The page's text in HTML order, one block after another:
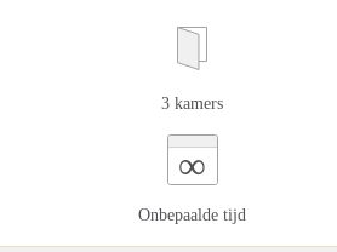
3 kamers
∞
Onbepaalde tijd